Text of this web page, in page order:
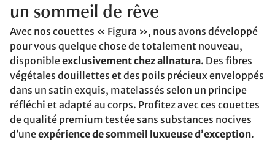
un sommeil de rêve
Avec nos couettes « Figura », nous avons développé
pour vous quelque chose de totalement nouveau,
disponibleexclusivement chez allnatura. Des fibres
végétales douillettes et des poils précieux enveloppés
dans un satin exquis, matelassés selon un principe
réfléchi et adapté au corps. Profitez avec ces couettes
de qualité premium testée sans substances nocives
d’uneexpérience de sommeil luxueuse d’exception.